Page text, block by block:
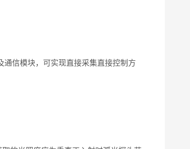
信模块，可实现直接采集直接控制方